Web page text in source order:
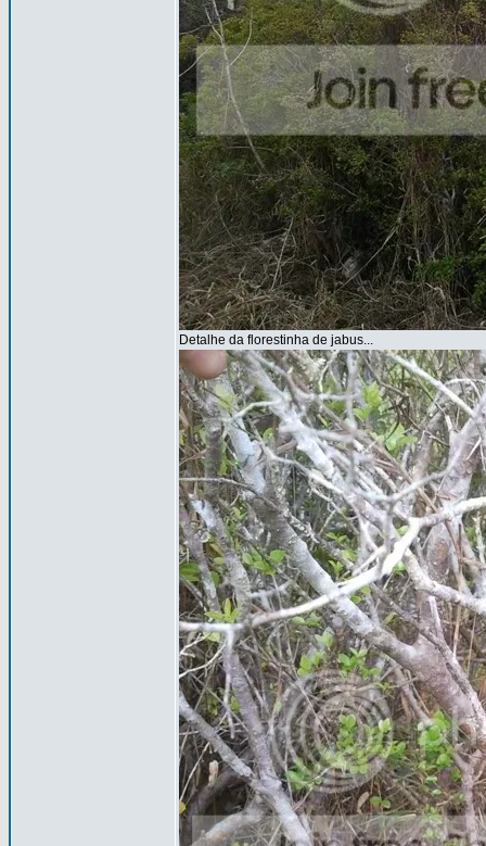
Detalhe da florestinha de jabus...